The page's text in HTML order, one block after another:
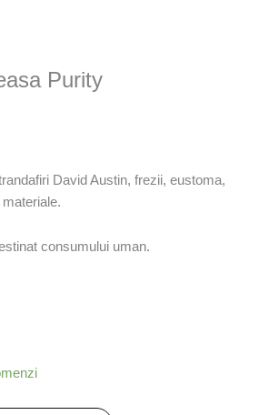
Purity
David Austin, frezii, eustoma,
consumului uman.